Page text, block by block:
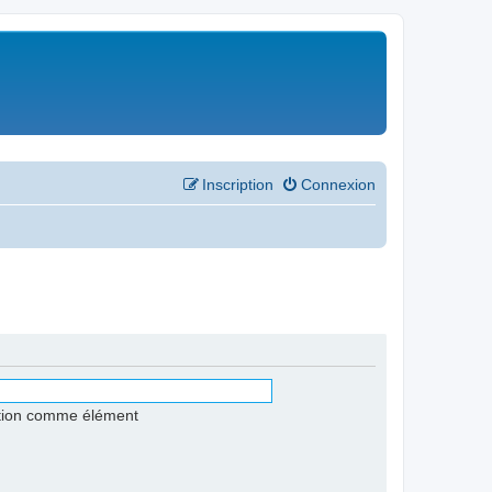
Connexion
Inscription
comme élément